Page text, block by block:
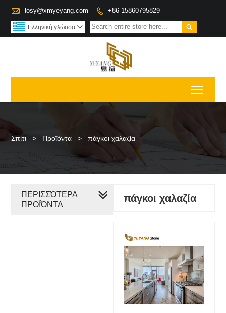
 losy@xmyeyang.com  +86-15860795829

Ελληνική γλώσσα 
Σπίτι > Προϊόντα > πάγκοι χαλαζία
πάγκοι χαλαζία
ΠΕΡΙΣΣΌΤΕΡΑ
ΠΡΟΪΌΝΤΑ